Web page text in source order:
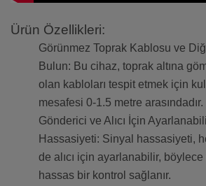
Ürün Özellikleri:
Görünmez Toprak Kablosu ve
Bulun: Bu cihaz, toprak altına
olan kabloları tespit etmek için
mesafesi 0-1.5 metre arasındadır.
Gönderici ve Alıcı İçin
Hassasiyeti: Sinyal hassasiyeti,
de alıcı için ayarlanabilir,
hassas bir kontrol sağlanır.